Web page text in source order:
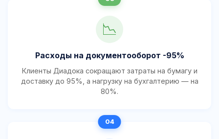
📉
Расходы на документооборот -95%
Клиенты Диадока сокращают затраты на бумагу и
доставку до 95%, а нагрузку на бухгалтерию — на
80%.